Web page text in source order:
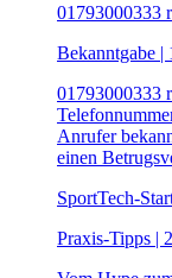
01793000333
Bekanntgabe |
01793000333
Anrufer
einen
SportTech-
Praxis-Tipps |